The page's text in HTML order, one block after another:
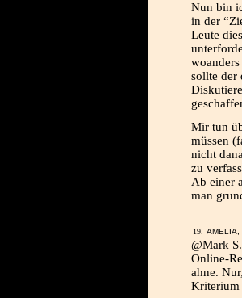
Nun bin
in der
Leute
sollte der
Mir tun
müssen
nicht
zu
Ab einer
man
@Mark
Online-
ahne.
Kriterium